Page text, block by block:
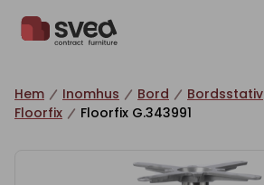
Hem Inomhus Bord Bordsstativ
Floorfix
Floorfix G.343991